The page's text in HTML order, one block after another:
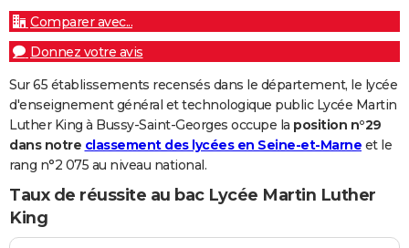
Comparer avec...
Donnez votre avis
Sur 65 établissements recensés dans le département, le lycée
d'enseignement général et technologique public Lycée Martin
Luther King à Bussy-Saint-Georges occupe la position n°29
dans notre classement des lycées en Seine-et-Marne et le
rang n°2 075 au niveau national.
Taux de réussite au bac Lycée Martin Luther
King